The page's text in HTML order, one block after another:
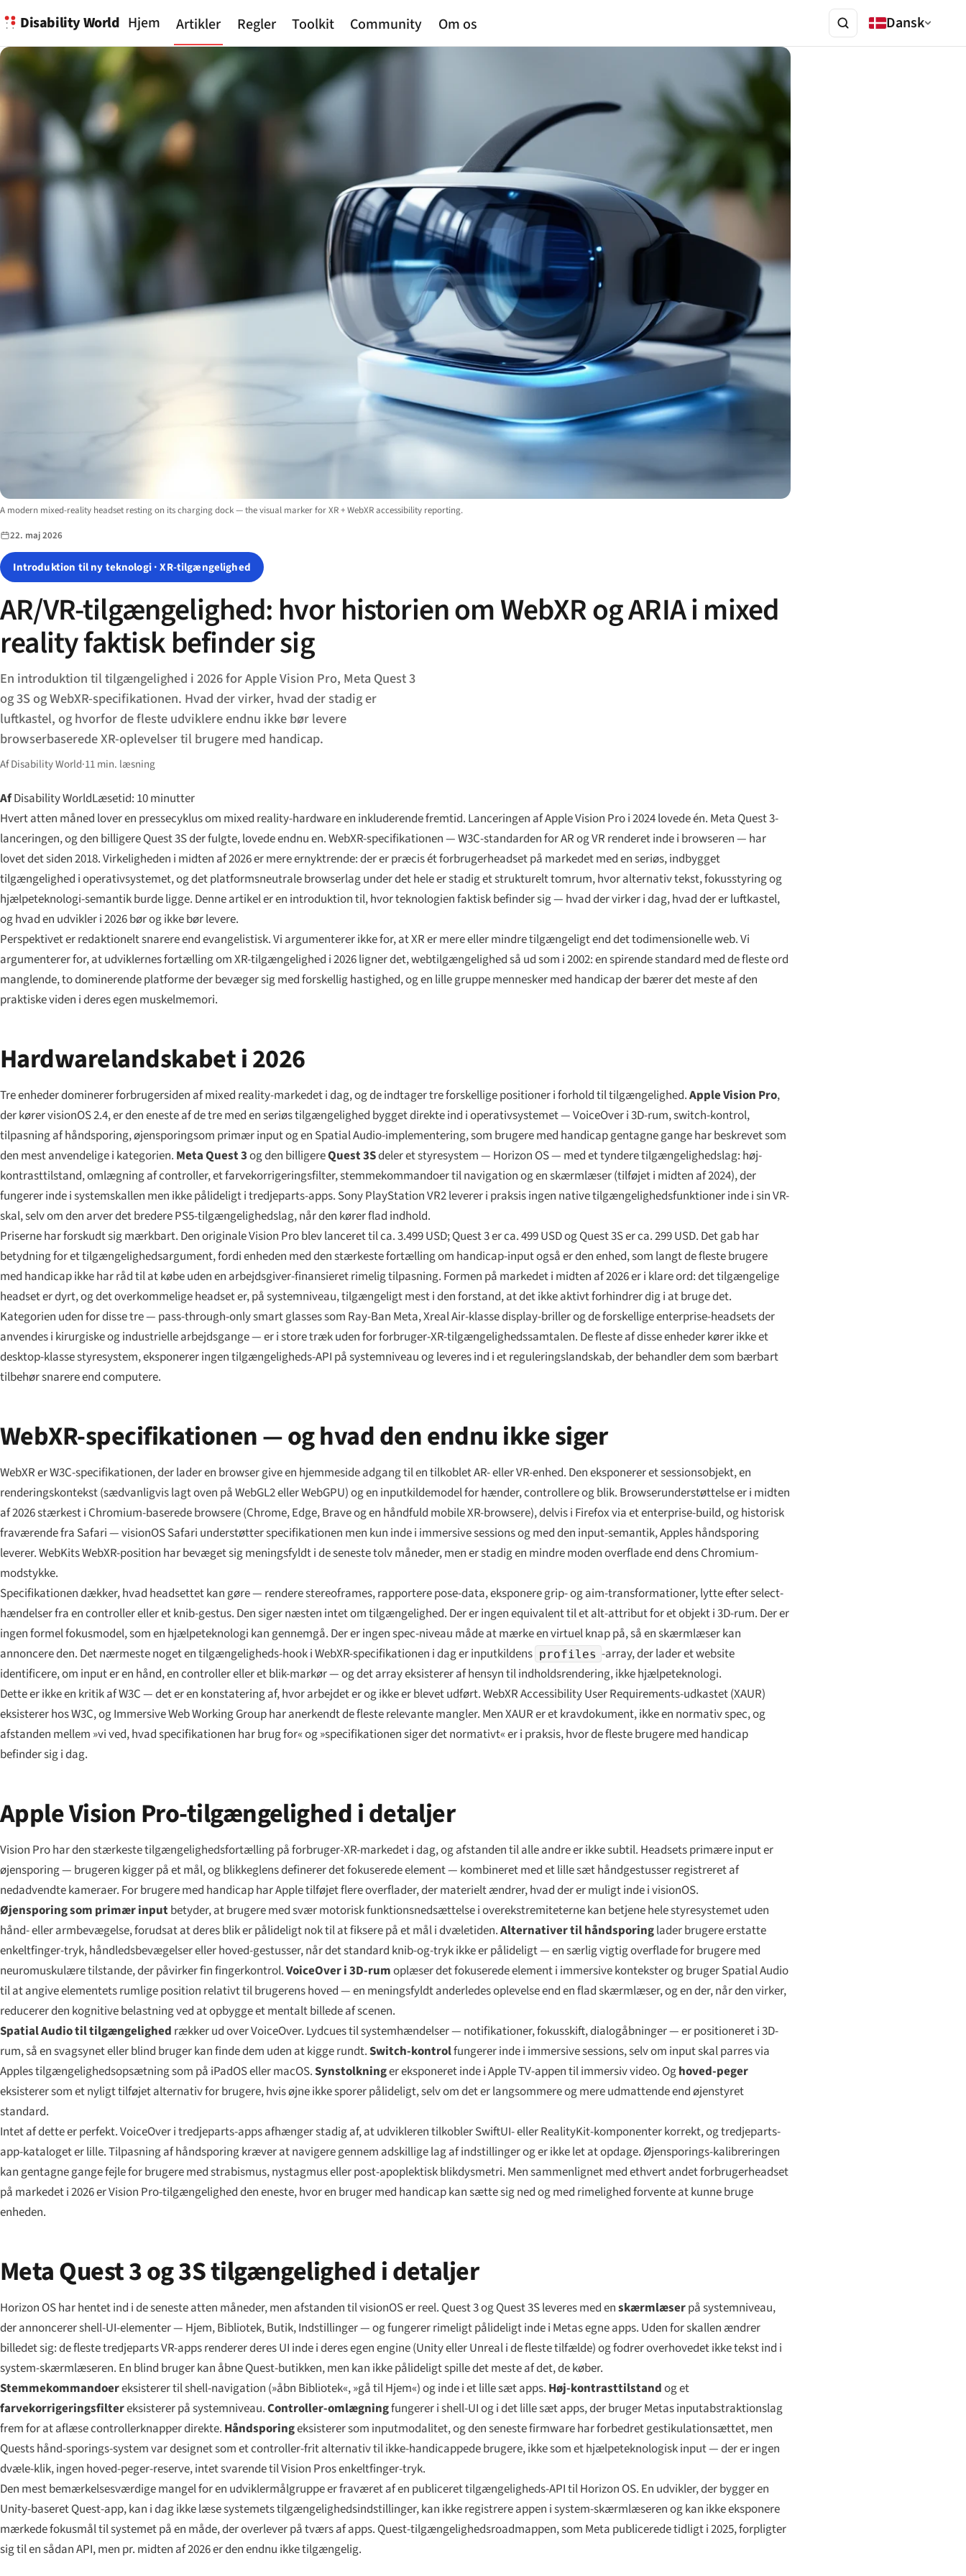
Disability World Hjem Artikler Regler Toolkit Community Om os Dansk
Image description:
A modern mixed-reality headset resting on its charging dock — the visual marker for XR + WebXR accessibility reporting.
22. maj 2026
Introduktion til ny teknologi · XR-tilgængelighed
AR/VR-tilgængelighed: hvor historien om WebXR og ARIA i mixed
reality faktisk befinder sig
En introduktion til tilgængelighed i 2026 for Apple Vision Pro, Meta Quest 3
og 3S og WebXR-specifikationen. Hvad der virker, hvad der stadig er
luftkastel, og hvorfor de fleste udviklere endnu ikke bør levere
browserbaserede XR-oplevelser til brugere med handicap.
Af Disability World·11 min. læsning
AfDisability WorldLæsetid: 10 minutter
Hvert atten måned lover en pressecyklus om mixed reality-hardware en inkluderende fremtid. Lanceringen af Apple Vision Pro i 2024 lovede én. Meta Quest 3-
lanceringen, og den billigere Quest 3S der fulgte, lovede endnu en. WebXR-specifikationen — W3C-standarden for AR og VR renderet inde i browseren — har
lovet det siden 2018. Virkeligheden i midten af 2026 er mere ernyktrende: der er præcis ét forbrugerheadset på markedet med en seriøs, indbygget
tilgængelighed i operativsystemet, og det platformsneutrale browserlag under det hele er stadig et strukturelt tomrum, hvor alternativ tekst, fokusstyring og
hjælpeteknologi-semantik burde ligge. Denne artikel er en introduktion til, hvor teknologien faktisk befinder sig — hvad der virker i dag, hvad der er luftkastel,
og hvad en udvikler i 2026 bør og ikke bør levere.
Perspektivet er redaktionelt snarere end evangelistisk. Vi argumenterer ikke for, at XR er mere eller mindre tilgængeligt end det todimensionelle web. Vi
argumenterer for, at udviklernes fortælling om XR-tilgængelighed i 2026 ligner det, webtilgængelighed så ud som i 2002: en spirende standard med de fleste ord
manglende, to dominerende platforme der bevæger sig med forskellig hastighed, og en lille gruppe mennesker med handicap der bærer det meste af den
praktiske viden i deres egen muskelmemori.
Hardwarelandskabet i 2026
Tre enheder dominerer forbrugersiden af mixed reality-markedet i dag, og de indtager tre forskellige positioner i forhold til tilgængelighed.Apple Vision Pro,
der kører visionOS 2.4, er den eneste af de tre med en seriøs tilgængelighed bygget direkte ind i operativsystemet — VoiceOver i 3D-rum, switch-kontrol,
tilpasning af håndsporing, øjensporingsom primær input og en Spatial Audio-implementering, som brugere med handicap gentagne gange har beskrevet som
den mest anvendelige i kategorien. Meta Quest 3og den billigereQuest 3Sdeler et styresystem — Horizon OS — med et tyndere tilgængelighedslag: høj-
kontrasttilstand, omlægning af controller, et farvekorrigeringsfilter, stemmekommandoer til navigation og en skærmlæser (tilføjet i midten af 2024), der
fungerer inde i systemskallen men ikke pålideligt i tredjeparts-apps. Sony PlayStation VR2 leverer i praksis ingen native tilgængelighedsfunktioner inde i sin VR-
skal, selv om den arver det bredere PS5-tilgængelighedslag, når den kører flad indhold.
Priserne har forskudt sig mærkbart. Den originale Vision Pro blev lanceret til ca. 3.499 USD; Quest 3 er ca. 499 USD og Quest 3S er ca. 299 USD. Det gab har
betydning for et tilgængelighedsargument, fordi enheden med den stærkeste fortælling om handicap-input også er den enhed, som langt de fleste brugere
med handicap ikke har råd til at købe uden en arbejdsgiver-finansieret rimelig tilpasning. Formen på markedet i midten af 2026 er i klare ord: det tilgængelige
headset er dyrt, og det overkommelige headset er, på systemniveau, tilgængeligt mest i den forstand, at det ikke aktivt forhindrer dig i at bruge det.
Kategorien uden for disse tre — pass-through-only smart glasses som Ray-Ban Meta, Xreal Air-klasse display-briller og de forskellige enterprise-headsets der
anvendes i kirurgiske og industrielle arbejdsgange — er i store træk uden for forbruger-XR-tilgængelighedssamtalen. De fleste af disse enheder kører ikke et
desktop-klasse styresystem, eksponerer ingen tilgængeligheds-API på systemniveau og leveres ind i et reguleringslandskab, der behandler dem som bærbart
tilbehør snarere end computere.
WebXR-specifikationen — og hvad den endnu ikke siger
WebXR er W3C-specifikationen, der lader en browser give en hjemmeside adgang til en tilkoblet AR- eller VR-enhed. Den eksponerer et sessionsobjekt, en
renderingskontekst (sædvanligvis lagt oven på WebGL2 eller WebGPU) og en inputkildemodel for hænder, controllere og blik. Browserunderstøttelse er i midten
af 2026 stærkest i Chromium-baserede browsere (Chrome, Edge, Brave og en håndfuld mobile XR-browsere), delvis i Firefox via et enterprise-build, og historisk
fraværende fra Safari — visionOS Safari understøtter specifikationen men kun inde i immersive sessions og med den input-semantik, Apples håndsporing
leverer. WebKits WebXR-position har bevæget sig meningsfyldt i de seneste tolv måneder, men er stadig en mindre moden overflade end dens Chromium-
modstykke.
Specifikationen dækker, hvad headsettet kan gøre — rendere stereoframes, rapportere pose-data, eksponere grip- og aim-transformationer, lytte efter select-
hændelser fra en controller eller et knib-gestus. Den siger næsten intet om tilgængelighed. Der er ingen equivalent til et alt-attribut for et objekt i 3D-rum. Der er
ingen formel fokusmodel, som en hjælpeteknologi kan gennemgå. Der er ingen spec-niveau måde at mærke en virtuel knap på, så en skærmlæser kan
annoncere den. Det nærmeste noget en tilgængeligheds-hook i WebXR-specifikationen i dag er inputkildens profiles -array, der lader et website
identificere, om input er en hånd, en controller eller et blik-markør — og det array eksisterer af hensyn til indholdsrendering, ikke hjælpeteknologi.
Dette er ikke en kritik af W3C — det er en konstatering af, hvor arbejdet er og ikke er blevet udført. WebXR Accessibility User Requirements-udkastet (XAUR)
eksisterer hos W3C, og Immersive Web Working Group har anerkendt de fleste relevante mangler. Men XAUR er et kravdokument, ikke en normativ spec, og
afstanden mellem »vi ved, hvad specifikationen har brug for« og »specifikationen siger det normativt« er i praksis, hvor de fleste brugere med handicap
befinder sig i dag.
Apple Vision Pro-tilgængelighed i detaljer
Vision Pro har den stærkeste tilgængelighedsfortælling på forbruger-XR-markedet i dag, og afstanden til alle andre er ikke subtil. Headsets primære input er
øjensporing — brugeren kigger på et mål, og blikkeglens definerer det fokuserede element — kombineret med et lille sæt håndgestusser registreret af
nedadvendte kameraer. For brugere med handicap har Apple tilføjet flere overflader, der materielt ændrer, hvad der er muligt inde i visionOS.
Øjensporing som primær inputbetyder, at brugere med svær motorisk funktionsnedsættelse i overekstremiteterne kan betjene hele styresystemet uden
hånd- eller armbevægelse, forudsat at deres blik er pålideligt nok til at fiksere på et mål i dvæletiden.Alternativer til håndsporinglader brugere erstatte
enkeltfinger-tryk, håndledsbevægelser eller hoved-gestusser, når det standard knib-og-tryk ikke er pålideligt — en særlig vigtig overflade for brugere med
neuromuskulære tilstande, der påvirker fin fingerkontrol.VoiceOver i 3D-rumoplæser det fokuserede element i immersive kontekster og bruger Spatial Audio
til at angive elementets rumlige position relativt til brugerens hoved — en meningsfyldt anderledes oplevelse end en flad skærmlæser, og en der, når den virker,
reducerer den kognitive belastning ved at opbygge et mentalt billede af scenen.
Spatial Audio til tilgængelighed rækker ud over VoiceOver. Lydcues til systemhændelser — notifikationer, fokusskift, dialogåbninger — er positioneret i 3D-
rum, så en svagsynet eller blind bruger kan finde dem uden at kigge rundt.Switch-kontrolfungerer inde i immersive sessions, selv om input skal parres via
Apples tilgængelighedsopsætning som på iPadOS eller macOS.Synstolkninger eksponeret inde i Apple TV-appen til immersiv video. Oghoved-peger
eksisterer som et nyligt tilføjet alternativ for brugere, hvis øjne ikke sporer pålideligt, selv om det er langsommere og mere udmattende end øjenstyret
standard.
Intet af dette er perfekt. VoiceOver i tredjeparts-apps afhænger stadig af, at udvikleren tilkobler SwiftUI- eller RealityKit-komponenter korrekt, og tredjeparts-
app-kataloget er lille. Tilpasning af håndsporing kræver at navigere gennem adskillige lag af indstillinger og er ikke let at opdage. Øjensporings-kalibreringen
kan gentagne gange fejle for brugere med strabismus, nystagmus eller post-apoplektisk blikdysmetri. Men sammenlignet med ethvert andet forbrugerheadset
på markedet i 2026 er Vision Pro-tilgængelighed den eneste, hvor en bruger med handicap kan sætte sig ned og med rimelighed forvente at kunne bruge
enheden.
Meta Quest 3 og 3S tilgængelighed i detaljer
Horizon OS har hentet ind i de seneste atten måneder, men afstanden til visionOS er reel. Quest 3 og Quest 3S leveres med enskærmlæserpå systemniveau,
der annoncerer shell-UI-elementer — Hjem, Bibliotek, Butik, Indstillinger — og fungerer rimeligt pålideligt inde i Metas egne apps. Uden for skallen ændrer
billedet sig: de fleste tredjeparts VR-apps renderer deres UI inde i deres egen engine (Unity eller Unreal i de fleste tilfælde) og fodrer overhovedet ikke tekst ind i
system-skærmlæseren. En blind bruger kan åbne Quest-butikken, men kan ikke pålideligt spille det meste af det, de køber.
Stemmekommandoereksisterer til shell-navigation (»åbn Bibliotek«, »gå til Hjem«) og inde i et lille sæt apps. Høj-kontrasttilstandog et
farvekorrigeringsfiltereksisterer på systemniveau.Controller-omlægningfungerer i shell-UI og i det lille sæt apps, der bruger Metas inputabstraktionslag
frem for at aflæse controllerknapper direkte. Håndsporingeksisterer som inputmodalitet, og den seneste firmware har forbedret gestikulationsættet, men
Quests hånd-sporings-system var designet som et controller-frit alternativ til ikke-handicappede brugere, ikke som et hjælpeteknologisk input — der er ingen
dvæle-klik, ingen hoved-peger-reserve, intet svarende til Vision Pros enkeltfinger-tryk.
Den mest bemærkelsesværdige mangel for en udviklermålgruppe er fraværet af en publiceret tilgængeligheds-API til Horizon OS. En udvikler, der bygger en
Unity-baseret Quest-app, kan i dag ikke læse systemets tilgængelighedsindstillinger, kan ikke registrere appen i system-skærmlæseren og kan ikke eksponere
mærkede fokusmål til systemet på en måde, der overlever på tværs af apps. Quest-tilgængelighedsroadmappen, som Meta publicerede tidligt i 2025, forpligter
sig til en sådan API, men pr. midten af 2026 er den endnu ikke tilgængelig.